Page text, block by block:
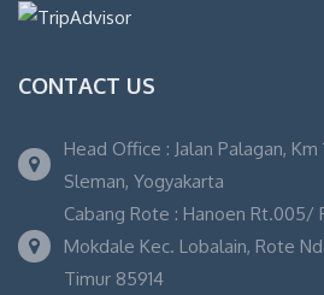
CONTACT US
Head Office : Jalan Palagan, Km
Sleman, Yogyakarta
Cabang Rote : Hanoen Rt.005/
Mokdale Kec. Lobalain, Rote
Timur 85914